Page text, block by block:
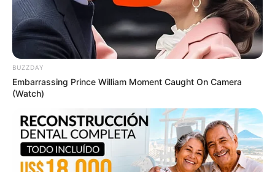
เนื้อหาที่ได้รับการโปรโมต
BUZZDAY
Embarrassing Prince William Moment Caught On Camera
(Watch)